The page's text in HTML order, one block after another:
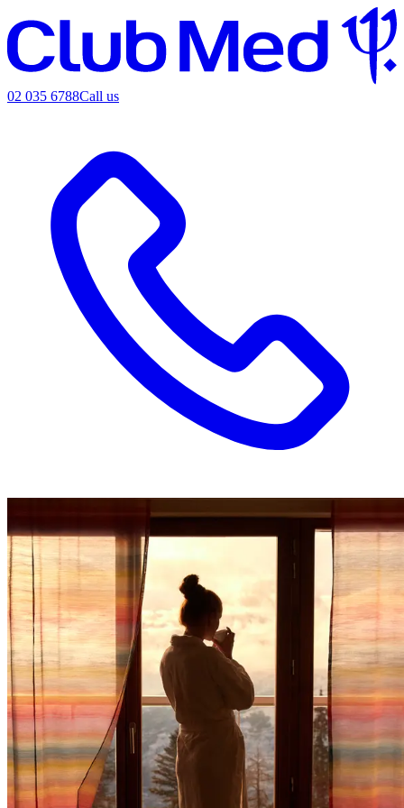
02 035 6788Call us